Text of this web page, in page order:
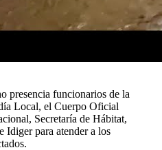
presencia funcionarios de la
Local, el Cuerpo Oficial
Secretaría de Hábitat,
Idiger para atender a los